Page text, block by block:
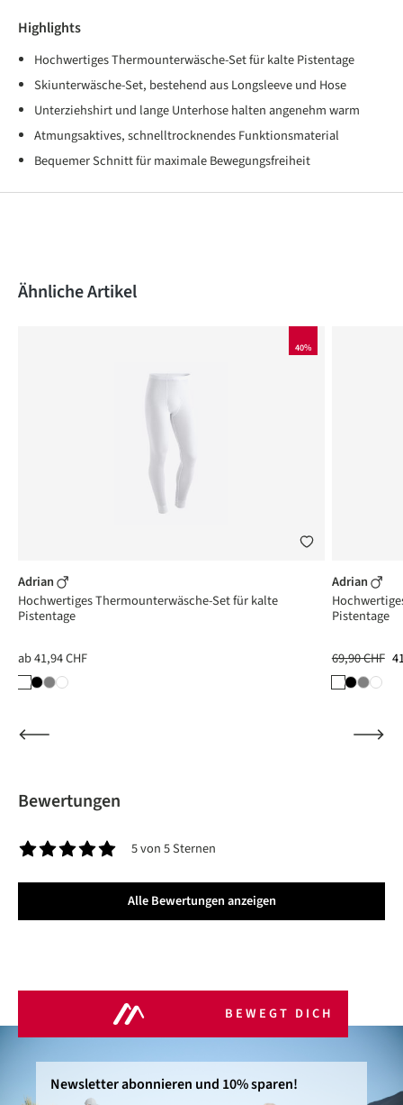
Highlights
Hochwertiges Thermounterwäsche-Set für kalte Pistentage
Skiunterwäsche-Set, bestehend aus Longsleeve und Hose
Unterziehshirt und lange Unterhose halten angenehm warm
Atmungsaktives, schnelltrocknendes Funktionsmaterial
Bequemer Schnitt für maximale Bewegungsfreiheit
Produktgalerie überspringen
Ähnliche Artikel
40%
Adrian
Hochwertiges Thermounterwäsche-Set für kalte
Pistentage
ab41,94 CHF
Adrian
Pistentage
69,90 CHF
Bewertungen
5 von 5 Sternen
Alle Bewertungen anzeigen
BEWEGT DICH
Newsletter abonnieren und 10% sparen!